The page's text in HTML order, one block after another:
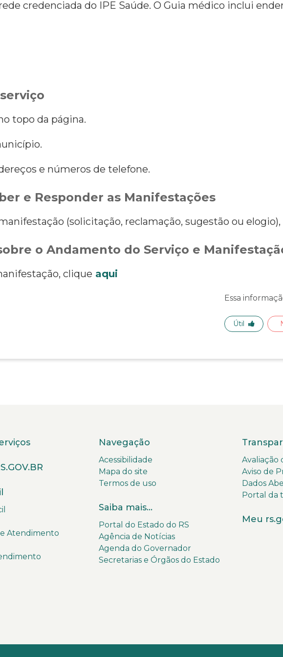
credenciada do IPE Saúde. O Guia médico inclui
topo da página.
e números de telefone.
e Responder as Manifestações
(solicitação, reclamação, sugestão ou
o Andamento do Serviço e
clique aqui
Essa
Útil
Atendimento
Navegação
Acessibilidade
Mapa do site
Termos de uso
Saiba mais...
Portal do Estado do RS
Agência de Notícias
Agenda do Governador
Secretarias e Órgãos do Estado
Avaliação
Aviso de
Dados
Portal da
Meu